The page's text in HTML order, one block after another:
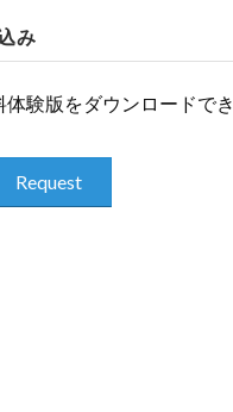
み
験版をダウンロードでき
Request